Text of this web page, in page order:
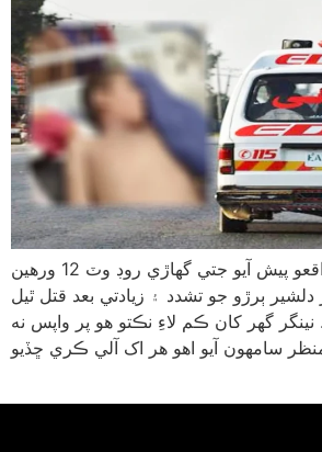
ميهڙ ۾ دل ڏاريندڙ واقعو پيش آيو جتي گهاڙي روڊ وٽ 12 ورهين
ٻرڙو جو تشدد ۽ زيادتي بعد قتل ٿيل
نينگر گهر کان ڪم لاءِ نڪتو هو پر واپس نه